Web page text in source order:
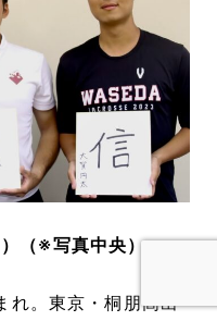
（※写真中央）
れ。東京・桐朋高出